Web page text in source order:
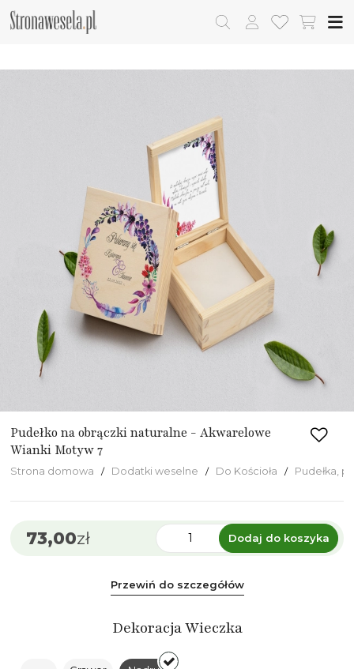
Pudełko na obrączki naturalne - Akwarelowe
Wianki Motyw 7
Strona domowa Dodatki weselne Do Kościoła Pudełka,
73,00zł Dodaj do koszyka
Przewiń do szczegółów
Dekoracja Wieczka